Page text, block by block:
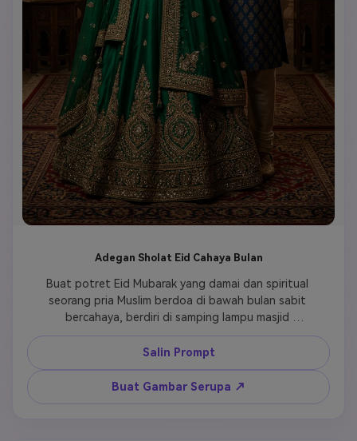
Adegan Sholat Eid Cahaya Bulan
Buat potret Eid Mubarak yang damai dan spiritual
seorang pria Muslim berdoa di bawah bulan sabit
bercahaya, berdiri di samping lampu masjid
menciptakan suasana ilahi, koneksi spiritual
emosional tertangkap dalam postur dan ekspresi,
bayangan sinematik menonjolkan fitur wajah,
tekstur jenggot detail realistis menunjukkan
keaslian, kurta tradisional putih mengalir dengan
Salin Prompt
Buat Gambar Serupa ↗